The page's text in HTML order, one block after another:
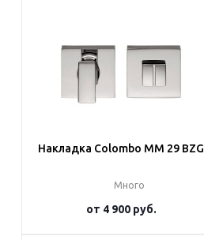
Накладка Colombo MM 29 BZG
Много
от 4 900 руб.